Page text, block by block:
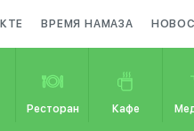
ВРЕМЯ НАМАЗА
Ресторан Кафе